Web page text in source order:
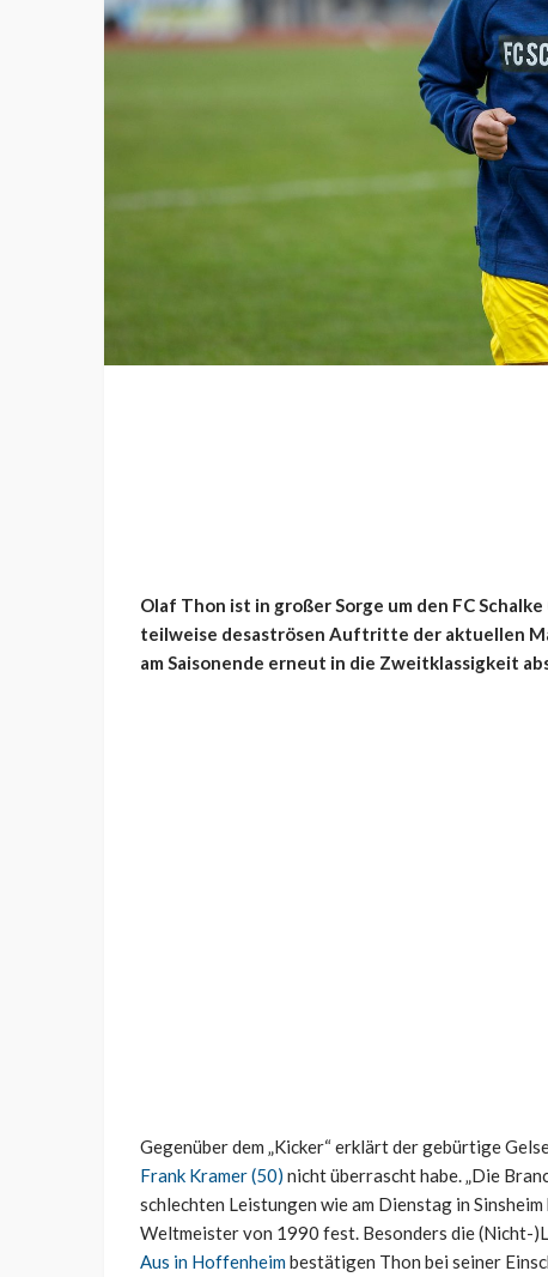
Olaf Thon ist in großer Sorge um den FC
teilweise desaströsen Auftritte der aktuellen
am Saisonende erneut in die Zweitklassigkeit
Gegenüber dem „Kicker“ erklärt der gebürtige
Frank Kramer (50) nicht überrascht habe. „Die
schlechten Leistungen wie am Dienstag in
Weltmeister von 1990 fest. Besonders die (Nicht-
Aus in Hoffenheimbestätigen Thon bei seiner